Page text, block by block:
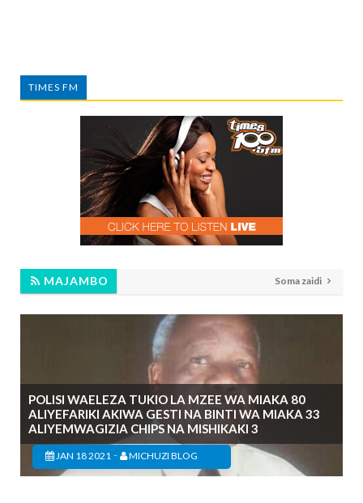
TIMES FM
MAJAMBO Soma zaidi
POLISI WAELEZA TUKIO LA MZEE WA MIAKA 80
ALIYEFARIKI AKIWA GESTI NA BINTI WA MIAKA 33
ALIYEMWAGIZIA CHIPS NA MISHIKAKI 3
JAN 18 2021 - MICHUZI BLOG